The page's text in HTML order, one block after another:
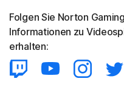
Folgen Sie Norton
Informationen zu
erhalten: